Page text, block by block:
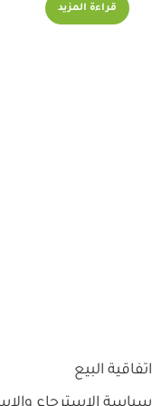
قراءة المزيد
اتفاقية البيع